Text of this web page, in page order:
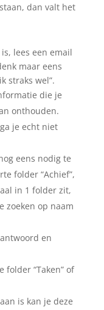
dan valt het
lees een email
maar eens
straks wel”.
die je
onthouden.
je echt niet
eens nodig te
folder “Achief”,
in 1 folder zit,
zoeken op naam
en
folder “Taken” of
is kan je deze